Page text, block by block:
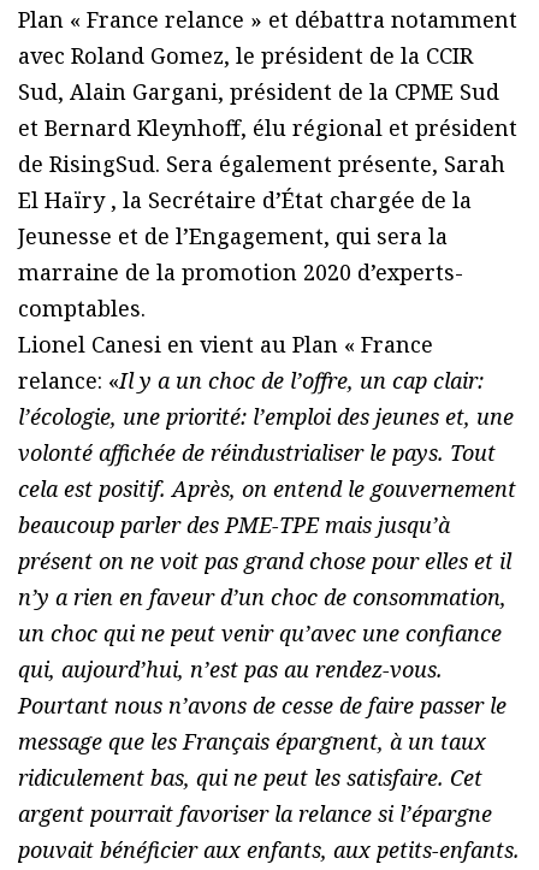
Plan « France relance » et débattra notamment
avec Roland Gomez, le président de la CCIR
Sud, Alain Gargani, président de la CPME Sud
et Bernard Kleynhoff, élu régional et président
de RisingSud. Sera également présente, Sarah
El Haïry , la Secrétaire d’État chargée de la
Jeunesse et de l’Engagement, qui sera la
marraine de la promotion 2020 d’experts-
comptables.
Lionel Canesi en vient au Plan « France
relance: «Il y a un choc de l’offre, un cap clair:
l’écologie, une priorité: l’emploi des jeunes et, une
volonté affichée de réindustrialiser le pays. Tout
cela est positif. Après, on entend le gouvernement
beaucoup parler des PME-TPE mais jusqu’à
présent on ne voit pas grand chose pour elles et il
n’y a rien en faveur d’un choc de consommation,
un choc qui ne peut venir qu’avec une confiance
qui, aujourd’hui, n’est pas au rendez-vous.
Pourtant nous n’avons de cesse de faire passer le
message que les Français épargnent, à un taux
ridiculement bas, qui ne peut les satisfaire. Cet
argent pourrait favoriser la relance si l’épargne
pouvait bénéficier aux enfants, aux petits-enfants.